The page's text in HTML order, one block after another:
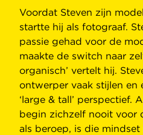
Voordat Steven zijn
startte hij als fotograaf.
passie gehad voor de
maakte de switch naar
organisch’ vertelt hij.
ontwerper vaak stijlen en
‘large & tall’ perspectief.
begin zichzelf nooit voor
als beroep, is die